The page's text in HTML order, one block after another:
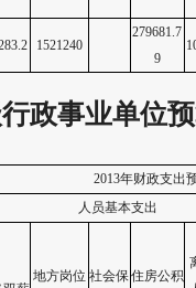
1521240
279681.7
9
政事业单位
2013年财政支出
人员基本支出
地方岗位 社会保住房公积